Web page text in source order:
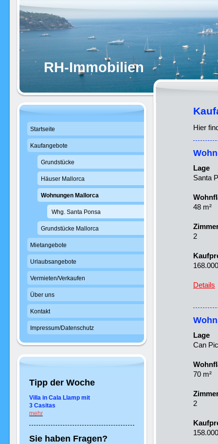
RH-Immobilien
Hier
Lage
Santa
48 m²
2
Details
Lage
Can
70 m²
2
Startseite
Kaufangebote
Grundstücke
Häuser Mallorca
Wohnungen Mallorca
Whg. Santa Ponsa
Grundstücke Mallorca
Mietangebote
Urlaubsangebote
Vermieten/Verkaufen
Über uns
Kontakt
Impressum/Datenschutz
Tipp der Woche
Villa in Cala Llamp mit
3 Casitas
mehr
Sie haben Fragen?